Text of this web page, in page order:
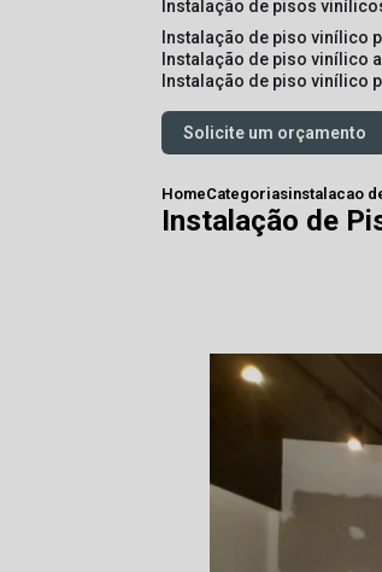
instalação de pisos
instalação de piso vinílico
instalação de piso vinílico
instalação de piso vinílico
Solicite um orçamento
HomeCategoriasinstalacao
Instalação de